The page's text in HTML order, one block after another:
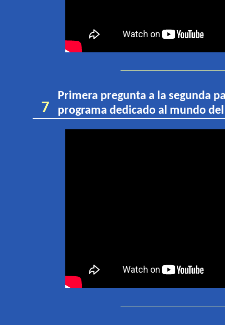
7
Primera pregunta a la segunda
programa dedicado al mundo